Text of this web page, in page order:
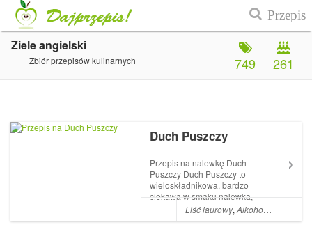
Ziele angielski
Zbiór przepisów kulinarnych 261
749
Duch Puszczy
Przepis na nalewkę Duch
Puszczy Duch Puszczy to
wieloskładnikowa, bardzo
ciekawa w smaku nalewka,
prawdę mówiąc jedna z
najlepszych jakie piłam
Liść laurowy,Alkohol ,Nalewka